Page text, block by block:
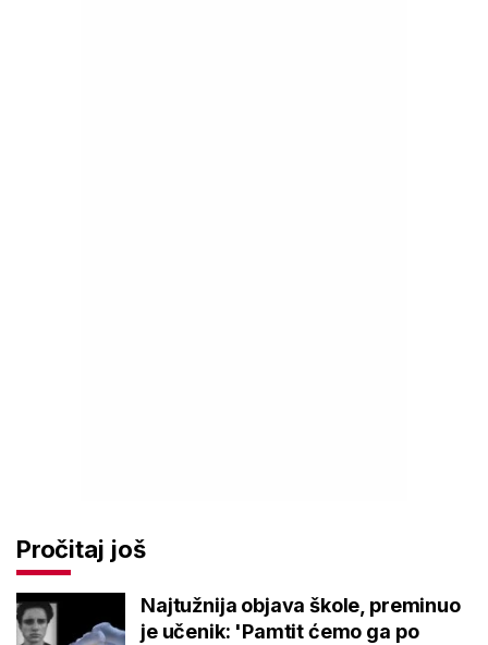
Pročitaj još
Najtužnija objava škole, preminuo
je učenik: 'Pamtit ćemo ga po